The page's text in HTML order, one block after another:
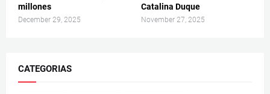
millones
December 29, 2025
Catalina Duque
November 27, 2025
CATEGORIAS